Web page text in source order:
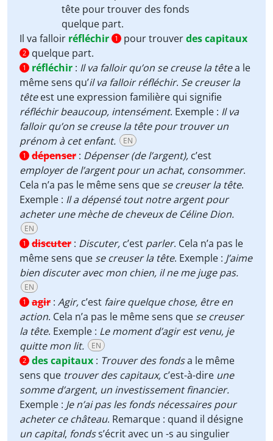
tête pour trouver des fonds
quelque part.
Il va falloir réfléchir 1 pour trouverdes capitaux
2 quelque part.
1 réfléchir : Il va falloir qu’on se creuse la têtea le
même sens qu’il va falloir réfléchir. Se creuser la
têteest une expression familière qui signifie
réfléchir beaucoup, intensément. Exemple : Il va
falloir qu’on se creuse la tête pour trouver un
prénom à cet enfant.
EN
1 dépenser : Dépenser (de l’argent), c’est
employer de l’argent pour un achat, consommer.
Cela n’a pas le même sens que se creuser la tête.
Exemple : Il a dépensé tout notre argent pour
acheter une mèche de cheveux de Céline Dion.
EN
1 discuter : Discuter, c’est parler. Cela n’a pas le
même sens que se creuser la tête. Exemple : J’aime
bien discuter avec mon chien, il ne me juge pas.
EN
1 agir : Agir, c’est faire quelque chose, être en
action. Cela n’a pas le même sens que se creuser
la tête. Exemple : Le moment d’agir est venu, je
quitte mon lit.
EN
2 des capitaux : Trouver des fondsa le même
sens que trouver des capitaux, c’est-à-dire une
somme d’argent, un investissement financier.
Exemple : Je n’ai pas les fonds nécessaires pour
acheter ce château. Remarque : quand il désigne
un capital, fondss’écrit avec un -s au singulier